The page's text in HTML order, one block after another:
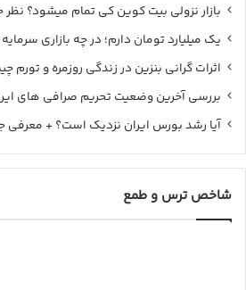
بازار نزولی بیت کوین کی تمام میشود؟ نظر
یک میلیارد تومان دارم؛ در چه بازاری
اثرات گرانی بنزین در زندگی روزمره و تورم
بررسی آخرین وضعیت تحریم صرافی های
آیا رشد بورس ایران نزدیک است؟ +
شاخص ترس و طمع